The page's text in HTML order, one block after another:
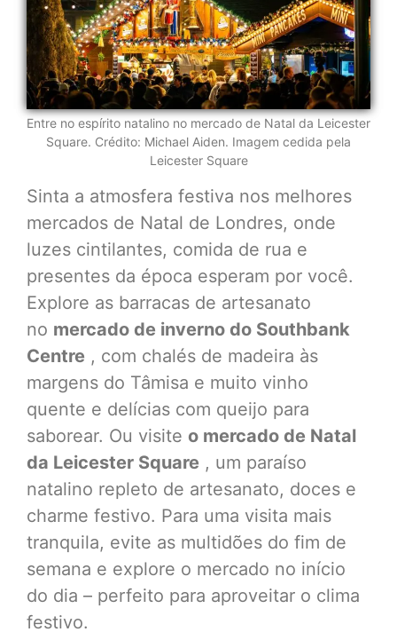
Entre no espírito natalino no mercado de Natal da Leicester
Square. Crédito: Michael Aiden. Imagem cedida pela
Leicester Square
Sinta a atmosfera festiva nos melhores
mercados de Natal de Londres, onde
luzes cintilantes, comida de rua e
presentes da época esperam por você.
Explore as barracas de artesanato
no mercado de inverno do Southbank
Centre , com chalés de madeira às
margens do Tâmisa e muito vinho
quente e delícias com queijo para
saborear. Ou visite o mercado de Natal
da Leicester Square , um paraíso
natalino repleto de artesanato, doces e
charme festivo. Para uma visita mais
tranquila, evite as multidões do fim de
semana e explore o mercado no início
do dia – perfeito para aproveitar o clima
festivo.